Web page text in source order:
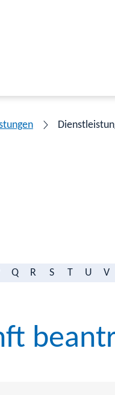
Q R S T U V